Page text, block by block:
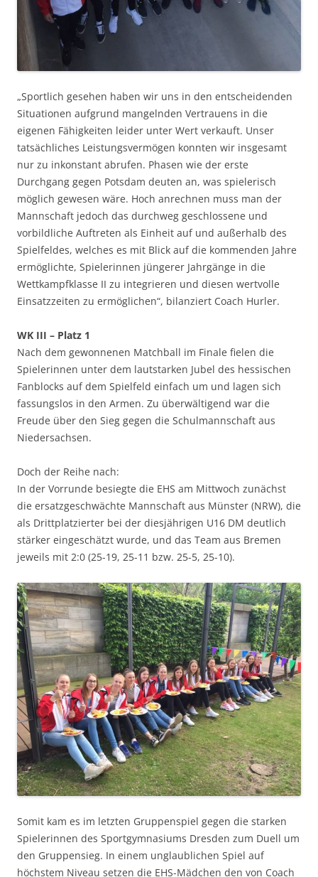
„Sportlich gesehen haben wir uns in den entscheidenden
Situationen aufgrund mangelnden Vertrauens in die
eigenen Fähigkeiten leider unter Wert verkauft. Unser
tatsächliches Leistungsvermögen konnten wir insgesamt
nur zu inkonstant abrufen. Phasen wie der erste
Durchgang gegen Potsdam deuten an, was spielerisch
möglich gewesen wäre. Hoch anrechnen muss man der
Mannschaft jedoch das durchweg geschlossene und
vorbildliche Auftreten als Einheit auf und außerhalb des
Spielfeldes, welches es mit Blick auf die kommenden Jahre
ermöglichte, Spielerinnen jüngerer Jahrgänge in die
Wettkampfklasse II zu integrieren und diesen wertvolle
Einsatzzeiten zu ermöglichen“, bilanziert Coach Hurler.
WK III – Platz 1
Nach dem gewonnenen Matchball im Finale fielen die
Spielerinnen unter dem lautstarken Jubel des hessischen
Fanblocks auf dem Spielfeld einfach um und lagen sich
fassungslos in den Armen. Zu überwältigend war die
Freude über den Sieg gegen die Schulmannschaft aus
Niedersachsen.
Doch der Reihe nach:
In der Vorrunde besiegte die EHS am Mittwoch zunächst
die ersatzgeschwächte Mannschaft aus Münster (NRW), die
als Drittplatzierter bei der diesjährigen U16 DM deutlich
stärker eingeschätzt wurde, und das Team aus Bremen
jeweils mit 2:0 (25-19, 25-11 bzw. 25-5, 25-10).
Somit kam es im letzten Gruppenspiel gegen die starken
Spielerinnen des Sportgymnasiums Dresden zum Duell um
den Gruppensieg. In einem unglaublichen Spiel auf
höchstem Niveau setzen die EHS-Mädchen den von Coach